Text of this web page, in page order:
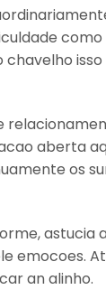
aberta
os
astucia
emocoes.
an alinho.